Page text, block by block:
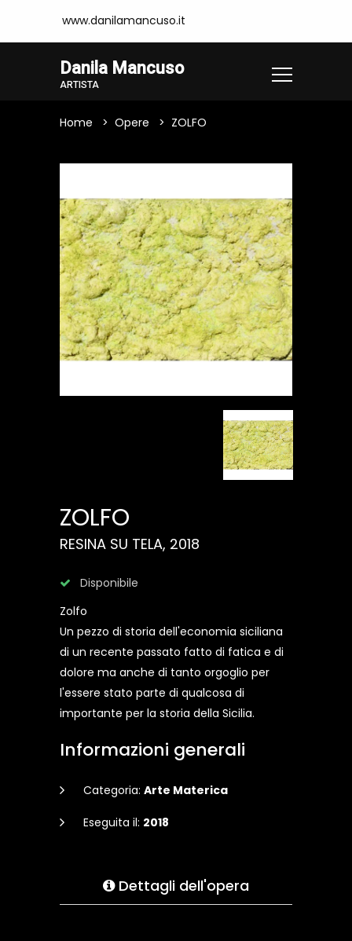
www.danilamancuso.it
Danila Mancuso
ARTISTA
Home Opere ZOLFO
ZOLFO
RESINA SU TELA, 2018
Disponibile
Zolfo
Un pezzo di storia dell'economia siciliana
di un recente passato fatto di fatica e di
dolore ma anche di tanto orgoglio per
l'essere stato parte di qualcosa di
importante per la storia della Sicilia.
Informazioni generali
Categoria: Arte Materica
Eseguita il: 2018
Dettagli dell'opera